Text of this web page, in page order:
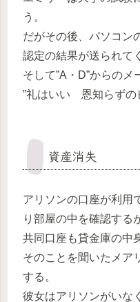
う。
だがその後、パソコン
認定の結果が送られて
そして”A・D”からのメ
”礼はいい 恩知らず
資産消失
アリソンの口座が利用
り部屋の中を確認する
共同口座も貸金庫の中
そのことを聞いたメア
する。
彼女はアリソンがいな